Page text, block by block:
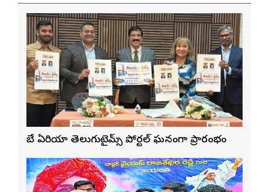
బే ఏరియా తెలుగుటైమ్స్ పోర్టల్ ఘనంగా ప్రారంభం